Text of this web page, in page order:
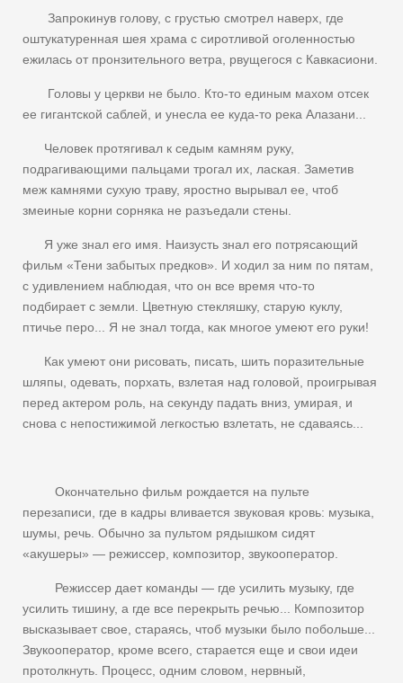
Запрокинув голову, с грустью смотрел наверх, где
оштукатуренная шея храма с сиротливой оголенностью
ежилась от пронзительного ветра, рвущегося с Кавкасиони.
Головы у церкви не было. Кто-то единым махом отсек
ее гигантской саблей, и унесла ее куда-то река Алазани...
Человек протягивал к седым камням руку,
подрагивающими пальцами трогал их, лаская. Заметив
меж камнями сухую траву, яростно вырывал ее, чтоб
змеиные корни сорняка не разъедали стены.
Я уже знал его имя. Наизусть знал его потрясающий
фильм «Тени забытых предков». И ходил за ним по пятам,
с удивлением наблюдая, что он все время что-то
подбирает с земли. Цветную стекляшку, старую куклу,
птичье перо... Я не знал тогда, как многое умеют его руки!
Как умеют они рисовать, писать, шить поразительные
шляпы, одевать, порхать, взлетая над головой, проигрывая
перед актером роль, на секунду падать вниз, умирая, и
снова с непостижимой легкостью взлетать, не сдаваясь...
Окончательно фильм рождается на пульте
перезаписи, где в кадры вливается звуковая кровь: музыка,
шумы, речь. Обычно за пультом рядышком сидят
«акушеры» — режиссер, композитор, звукооператор.
Режиссер дает команды — где усилить музыку, где
усилить тишину, а где все перекрыть речью... Композитор
высказывает свое, стараясь, чтоб музыки было побольше...
Звукооператор, кроме всего, старается еще и свои идеи
протолкнуть. Процесс, одним словом, нервный,